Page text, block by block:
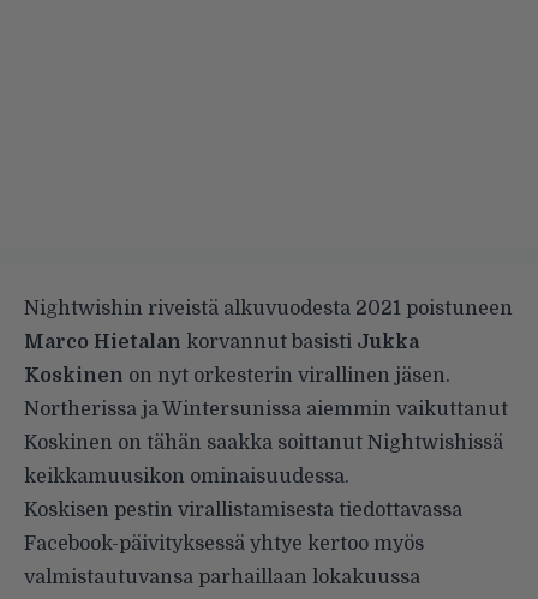
Nightwishin riveistä alkuvuodesta 2021 poistuneen
Marco Hietalan korvannut basisti Jukka
Koskinen on nyt orkesterin virallinen jäsen.
Northerissa ja Wintersunissa aiemmin vaikuttanut
Koskinen on tähän saakka soittanut Nightwishissä
keikkamuusikon ominaisuudessa.
Koskisen pestin virallistamisesta tiedottavassa
Facebook-päivityksessä yhtye kertoo myös
valmistautuvansa parhaillaan lokakuussa